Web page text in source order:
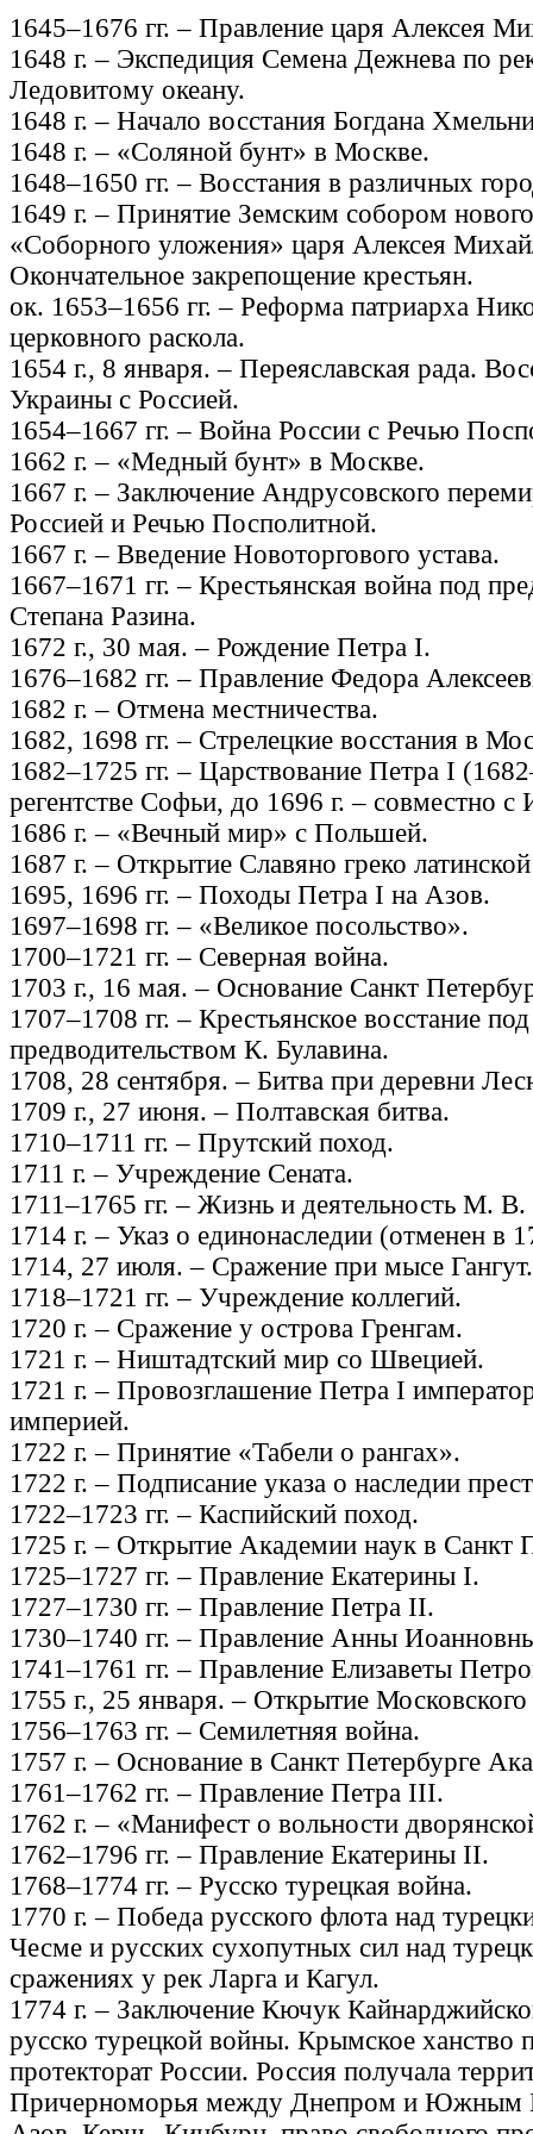
1645–1676 гг. – Правление царя Алексея
1648 г. – Экспедиция Семена Дежнева по
Ледовитому океану.
1648 г. – Начало восстания Богдана
1648 г. – «Соляной бунт» в Москве.
1648–1650 гг. – Восстания в различных
1649 г. – Принятие Земским собором
«Соборного уложения» царя Алексея
Окончательное закрепощение крестьян.
ок. 1653–1656 гг. – Реформа патриарха
церковного раскола.
1654 г., 8 января. – Переяславская рада.
Украины с Россией.
1654–1667 гг. – Война России с Речью
1662 г. – «Медный бунт» в Москве.
1667 г. – Заключение Андрусовского
Россией и Речью Посполитной.
1667 г. – Введение Новоторгового устава.
1667–1671 гг. – Крестьянская война под
Степана Разина.
1672 г., 30 мая. – Рождение Петра I.
1676–1682 гг. – Правление Федора
1682 г. – Отмена местничества.
1682, 1698 гг. – Стрелецкие восстания в
1682–1725 гг. – Царствование Петра I
регентстве Софьи, до 1696 г. – совместно
1686 г. – «Вечный мир» с Польшей.
1687 г. – Открытие Славяно греко
1695, 1696 гг. – Походы Петра I на Азов.
1697–1698 гг. – «Великое посольство».
1700–1721 гг. – Северная война.
1703 г., 16 мая. – Основание Санкт
1707–1708 гг. – Крестьянское восстание под
предводительством К. Булавина.
1708, 28 сентября. – Битва при деревни
1709 г., 27 июня. – Полтавская битва.
1710–1711 гг. – Прутский поход.
1711 г. – Учреждение Сената.
1711–1765 гг. – Жизнь и деятельность М.
1714 г. – Указ о единонаследии (отменен в
1714, 27 июля. – Сражение при мысе Гангут.
1718–1721 гг. – Учреждение коллегий.
1720 г. – Сражение у острова Гренгам.
1721 г. – Ништадтский мир со Швецией.
1721 г. – Провозглашение Петра I
империей.
1722 г. – Принятие «Табели о рангах».
1722 г. – Подписание указа о наследии
1722–1723 гг. – Каспийский поход.
1725 г. – Открытие Академии наук в Санкт
1725–1727 гг. – Правление Екатерины I.
1727–1730 гг. – Правление Петра II.
1730–1740 гг. – Правление Анны
1741–1761 гг. – Правление Елизаветы
1755 г., 25 января. – Открытие Московского
1756–1763 гг. – Семилетняя война.
1757 г. – Основание в Санкт Петербурге
1761–1762 гг. – Правление Петра III.
1762 г. – «Манифест о вольности
1762–1796 гг. – Правление Екатерины II.
1768–1774 гг. – Русско турецкая война.
1770 г. – Победа русского флота над
Чесме и русских сухопутных сил над
сражениях у рек Ларга и Кагул.
1774 г. – Заключение Кючук
русско турецкой войны. Крымское ханство
протекторат России. Россия получала
Причерноморья между Днепром и Южным